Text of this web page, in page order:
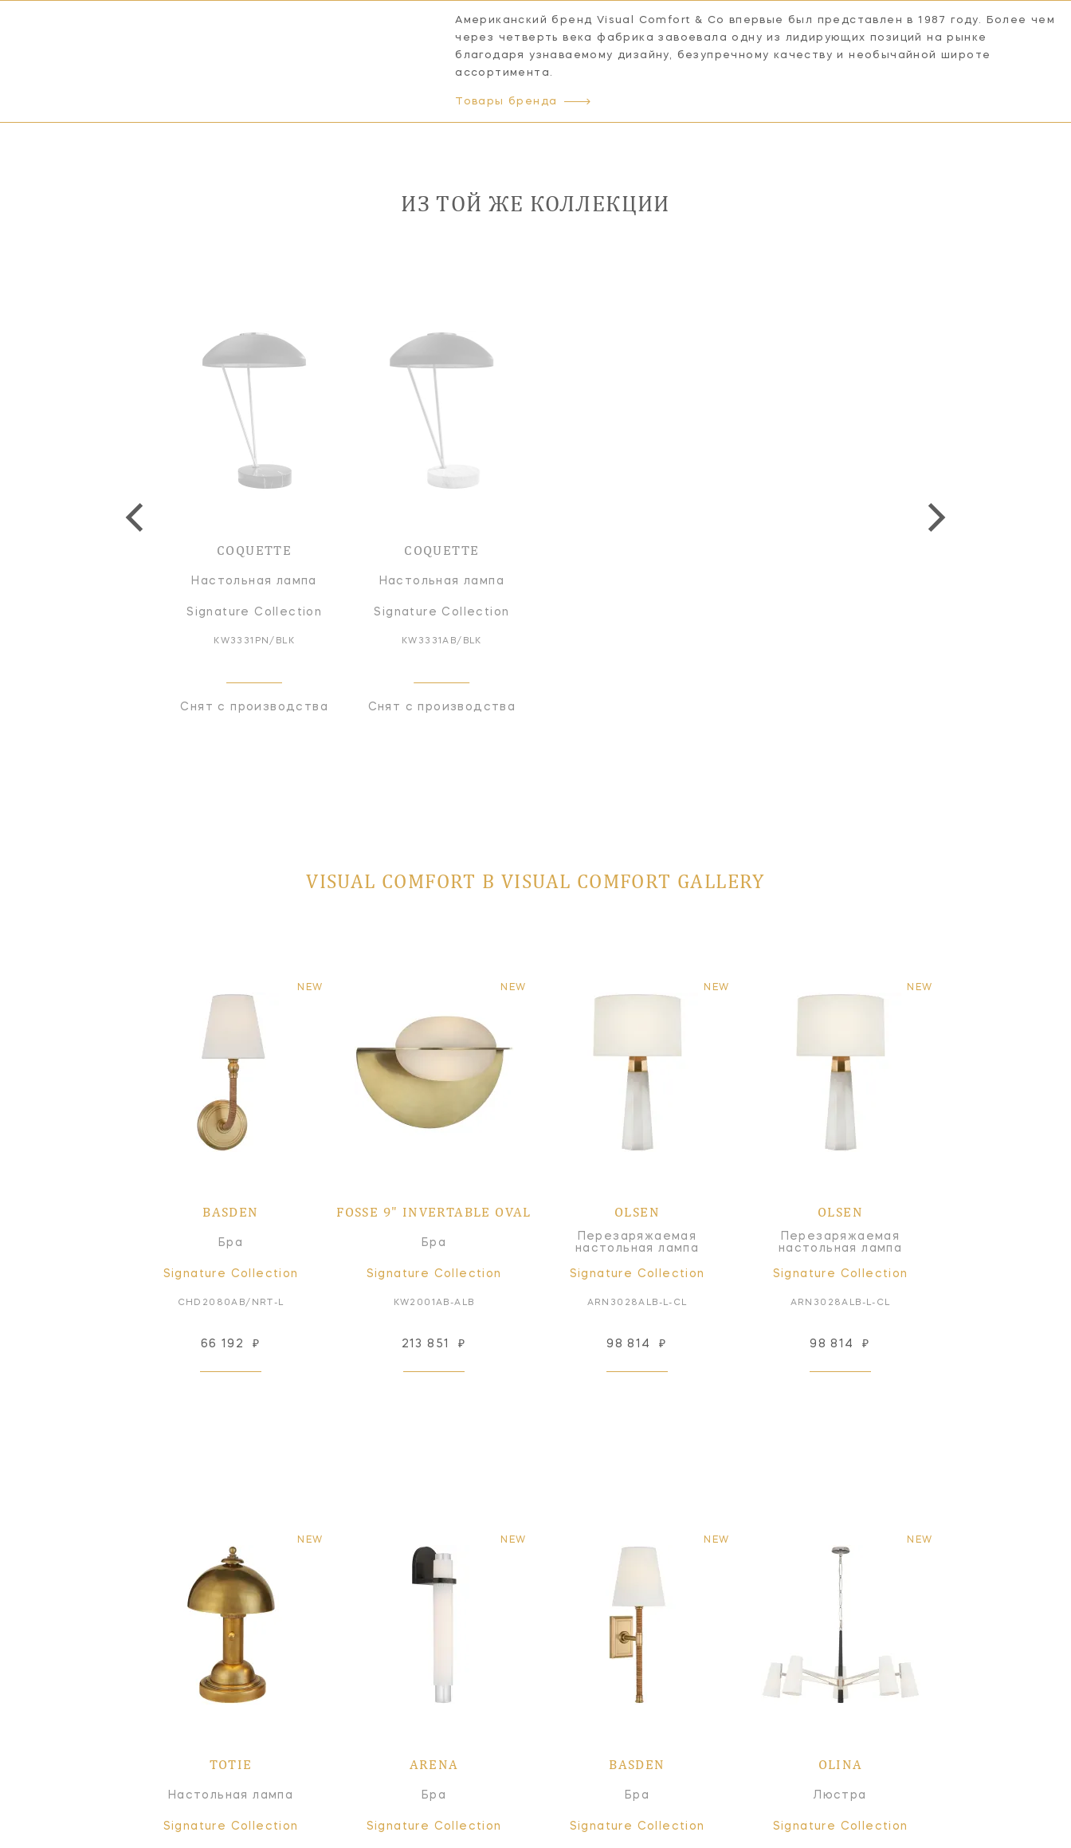
Американский бренд Visual Comfort & Co впервые был представлен в 1987 году. Более чем
через четверть века фабрика завоевала одну из лидирующих позиций на рынке
благодаря узнаваемому дизайну, безупречному качеству и необычайной широте
ассортимента.
Товары бренда
ИЗ ТОЙ ЖЕ КОЛЛЕКЦИИ
COQUETTE
Настольная лампа
Signature Collection
KW3331PN/BLK
Снят с производства
COQUETTE
Настольная лампа
Signature Collection
KW3331AB/BLK
Снят с производства
VISUAL COMFORT В VISUAL COMFORT GALLERY
NEW
BASDEN
Бра
Signature Collection
CHD2080AB/NRT-L
66 192 ₽
NEW
FOSSE 9" INVERTABLE OVAL
Бра
Signature Collection
KW2001AB-ALB
213 851 ₽
NEW
OLSEN
Перезаряжаемая
настольная лампа
Signature Collection
ARN3028ALB-L-CL
98 814 ₽
NEW
OLSEN
Перезаряжаемая
настольная лампа
Signature Collection
ARN3028ALB-L-CL
98 814 ₽
NEW
TOTIE
Настольная лампа
Signature Collection
NEW
ARENA
Бра
Signature Collection
NEW
BASDEN
Бра
Signature Collection
NEW
OLINA
Люстра
Signature Collection